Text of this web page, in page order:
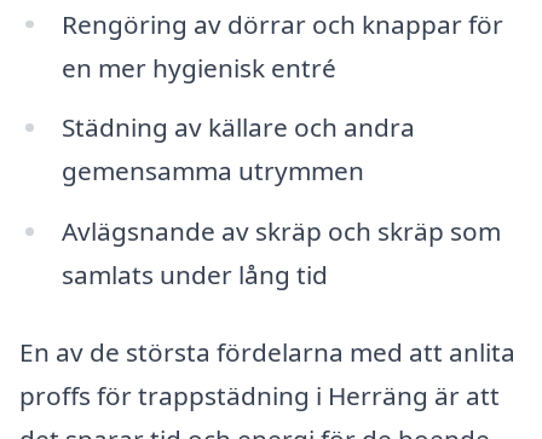
Rengöring av dörrar och knappar för
en mer hygienisk entré
Städning av källare och andra
gemensamma utrymmen
Avlägsnande av skräp och skräp som
samlats under lång tid
En av de största fördelarna med att anlita
proffs för trappstädning i Herräng är att